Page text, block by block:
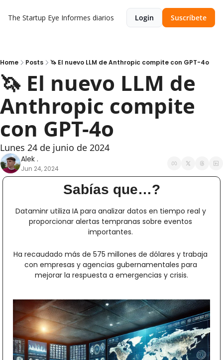
The Startup Eye Informes diarios Login Suscríbete
Home Posts 🦄 El nuevo LLM de Anthropic compite con GPT-4o
🦄 El nuevo LLM de
Anthropic compite
con GPT-4o
Lunes 24 de junio de 2024
Alek .
Jun 24, 2024
Sabías que…?
Dataminr utiliza IA para analizar datos en tiempo real y
proporcionar alertas tempranas sobre eventos
importantes.
Ha recaudado más de 575 millones de dólares y trabaja
con empresas y agencias gubernamentales para
mejorar la respuesta a emergencias y crisis.